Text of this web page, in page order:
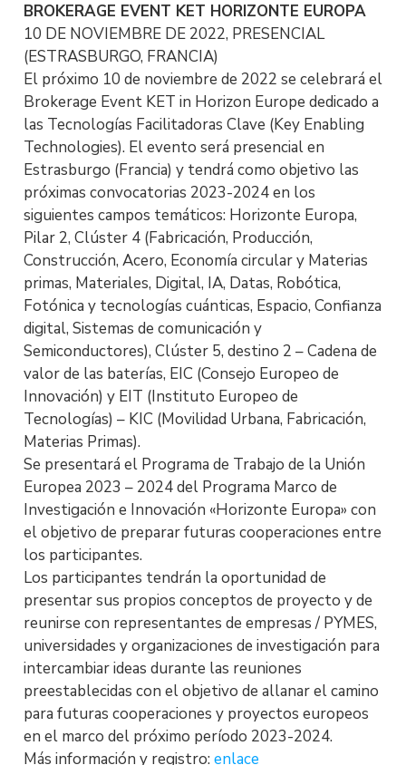
BROKERAGE EVENT KET HORIZONTE EUROPA
10 DE NOVIEMBRE DE 2022, PRESENCIAL
(ESTRASBURGO, FRANCIA)
El próximo 10 de noviembre de 2022 se celebrará el
Brokerage Event KET in Horizon Europe dedicado a
las Tecnologías Facilitadoras Clave (Key Enabling
Technologies). El evento será presencial en
Estrasburgo (Francia) y tendrá como objetivo las
próximas convocatorias 2023-2024 en los
siguientes campos temáticos: Horizonte Europa,
Pilar 2, Clúster 4 (Fabricación, Producción,
Construcción, Acero, Economía circular y Materias
primas, Materiales, Digital, IA, Datas, Robótica,
Fotónica y tecnologías cuánticas, Espacio, Confianza
digital, Sistemas de comunicación y
Semiconductores), Clúster 5, destino 2 – Cadena de
valor de las baterías, EIC (Consejo Europeo de
Innovación) y EIT (Instituto Europeo de
Tecnologías) – KIC (Movilidad Urbana, Fabricación,
Materias Primas).
Se presentará el Programa de Trabajo de la Unión
Europea 2023 – 2024 del Programa Marco de
Investigación e Innovación «Horizonte Europa» con
el objetivo de preparar futuras cooperaciones entre
los participantes.
Los participantes tendrán la oportunidad de
presentar sus propios conceptos de proyecto y de
reunirse con representantes de empresas / PYMES,
universidades y organizaciones de investigación para
intercambiar ideas durante las reuniones
preestablecidas con el objetivo de allanar el camino
para futuras cooperaciones y proyectos europeos
en el marco del próximo período 2023-2024.
Más información y registro: enlace